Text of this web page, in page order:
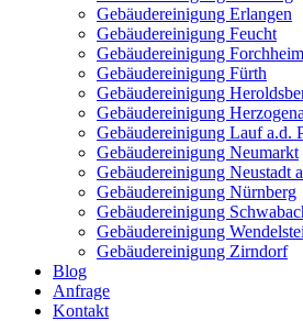
Gebäudereinigung Erlangen
Gebäudereinigung Feucht
Gebäudereinigung Forchheim
Gebäudereinigung Fürth
Gebäudereinigung
Gebäudereinigung
Gebäudereinigung Lauf a.d.
Gebäudereinigung Neumarkt
Gebäudereinigung Neustadt
Gebäudereinigung Nürnberg
Gebäudereinigung
Gebäudereinigung
Gebäudereinigung Zirndorf
Blog
Anfrage
Kontakt